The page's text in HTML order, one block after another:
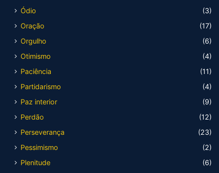
Ódio
(3)
Oração
(17)
Orgulho
(6)
Otimismo
(4)
Paciência
(11)
Partidarismo
(4)
Paz interior
(9)
Perdão
(12)
Perseverança
(23)
Pessimismo
(2)
Plenitude
(6)